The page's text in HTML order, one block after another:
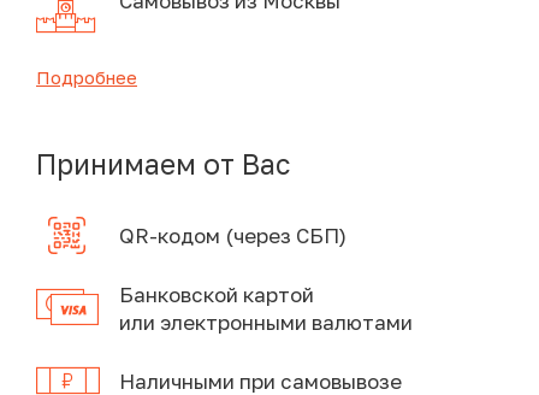
Подробнее
Принимаем от Вас
QR-кодом (через СБП)
Банковской картой
или электронными валютами
Наличными при самовывозе